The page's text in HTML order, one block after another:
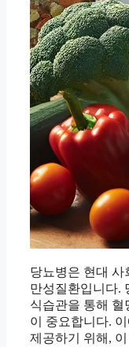
당뇨병은 현대 사
만성질환입니다.
식습관을 통해 혈
이 중요합니다.
제공하기 위해,